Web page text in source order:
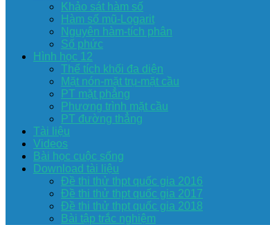
Khảo sát hàm số
Hàm số mũ-Logarit
Nguyên hàm-tích phân
Số phức
Hình học 12
Thể tích khối đa diện
Mặt nón-mặt trụ-mặt cầu
PT mặt phẳng
Phương trình mặt cầu
PT đường thẳng
Tài liệu
Videos
Bài học cuộc sống
Download tài liệu
Đề thi thử thpt quốc gia 2016
Đề thi thử thpt quốc gia 2017
Đề thi thử thpt quốc gia 2018
Bài tập trắc nghiệm